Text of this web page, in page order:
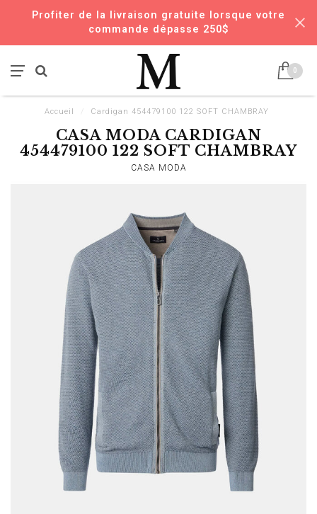
Profiter de la livraison gratuite lorsque votre
commande dépasse 250$
0
Accueil Cardigan 454479100 122 SOFT CHAMBRAY
CASA MODA CARDIGAN
454479100 122 SOFT CHAMBRAY
CASA MODA